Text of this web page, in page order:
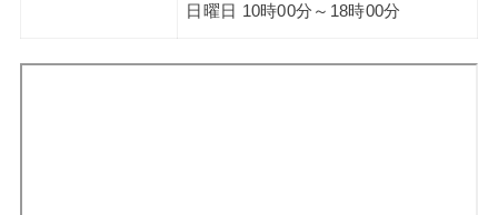
日曜日 10時00分～18時00分